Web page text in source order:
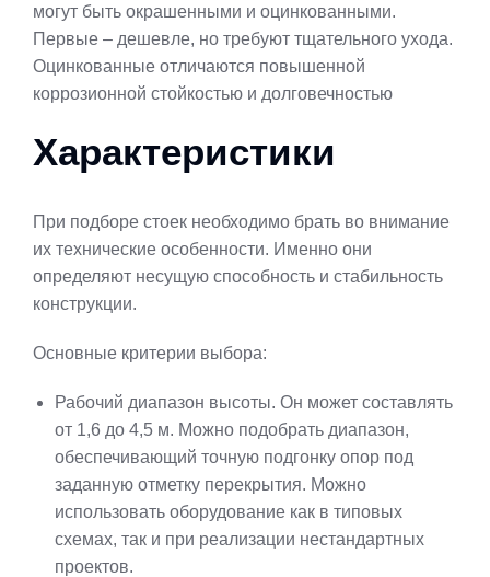
могут быть окрашенными и оцинкованными.
Первые – дешевле, но требуют тщательного ухода.
Оцинкованные отличаются повышенной
коррозионной стойкостью и долговечностью
Характеристики
При подборе стоек необходимо брать во внимание
их технические особенности. Именно они
определяют несущую способность и стабильность
конструкции.
Основные критерии выбора:
Рабочий диапазон высоты. Он может составлять
от 1,6 до 4,5 м. Можно подобрать диапазон,
обеспечивающий точную подгонку опор под
заданную отметку перекрытия. Можно
использовать оборудование как в типовых
схемах, так и при реализации нестандартных
проектов.